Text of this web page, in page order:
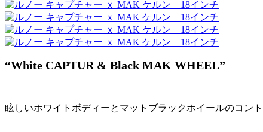
“White CAPTUR & Black MAK WHEEL”
眩しいホワイトボディーとマットブラックホイールのコン